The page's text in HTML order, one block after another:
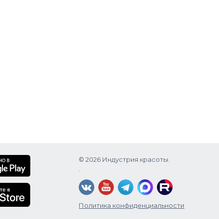
© 2026 Индустрия красоты.
.
Политика конфиденциальности